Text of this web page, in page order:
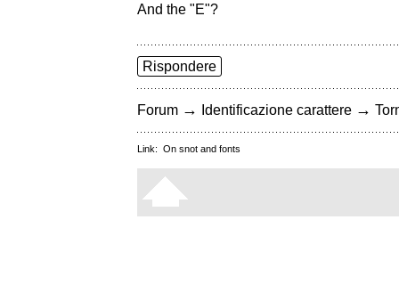
And the "E"?
Rispondere
Forum → Identificazione carattere →
Link: On snot and fonts